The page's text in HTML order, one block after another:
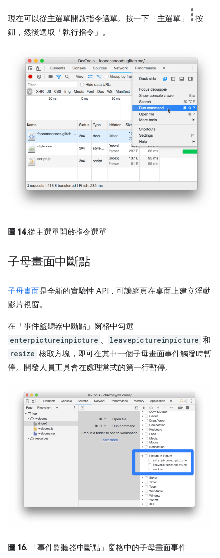
現在可以從主選單開啟指令選單。按一下「主選單」
按
鈕，然後選取「執行指令」 。
圖 14.從主選單開啟指令選單
子母畫面中斷點
子母畫面是全新的實驗性 API，可讓網頁在桌面上建立浮動
影片視窗。
在「事件監聽器中斷點」窗格中勾選
enterpictureinpicture 、 leavepictureinpicture 和
resize 核取方塊，即可在其中一個子母畫面事件觸發時暫
停。 開發人員工具會在處理常式的第一行暫停。
圖 16. 「事件監聽器中斷點」窗格中的子母畫面事件